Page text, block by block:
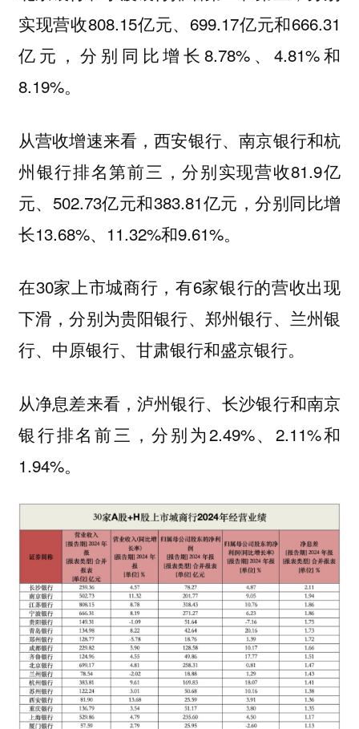
实现营收808.15亿元、699.17亿元和666.31
亿元，分别同比增长8.78%、4.81%和
8.19%。
从营收增速来看，西安银行、南京银行和杭
州银行排名第前三，分别实现营收81.9亿
元、502.73亿元和383.81亿元，分别同比增
长13.68%、11.32%和9.61%。
在30家上市城商行，有6家银行的营收出现
下滑，分别为贵阳银行、郑州银行、兰州银
行、中原银行、甘肃银行和盛京银行。
从净息差来看，泸州银行、长沙银行和南京
银行排名前三，分别为2.49%、2.11%和
1.94%。